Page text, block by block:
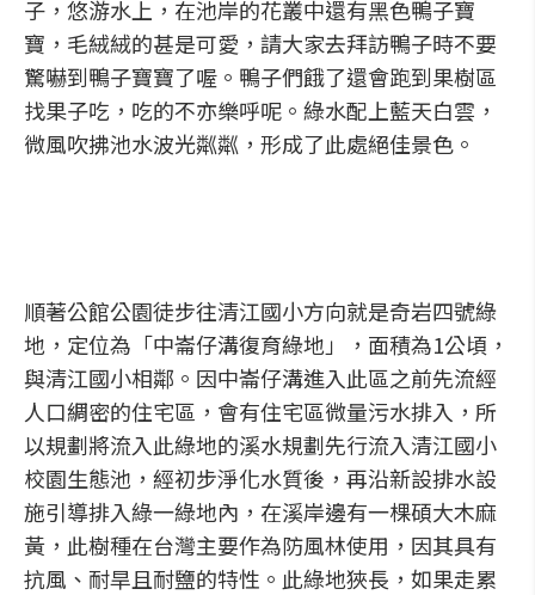
子，悠游水上，在池岸的花叢中還有黑色鴨子寶
寶，毛絨絨的甚是可愛，請大家去拜訪鴨子時不要
驚嚇到鴨子寶寶了喔。鴨子們餓了還會跑到果樹區
找果子吃，吃的不亦樂呼呢。綠水配上藍天白雲，
微風吹拂池水波光粼粼，形成了此處絕佳景色。
順著公館公園徒步往清江國小方向就是奇岩四號綠
地，定位為「中崙仔溝復育綠地」，面積為1公頃，
與清江國小相鄰。因中崙仔溝進入此區之前先流經
人口綢密的住宅區，會有住宅區微量污水排入，所
以規劃將流入此綠地的溪水規劃先行流入清江國小
校園生態池，經初步淨化水質後，再沿新設排水設
施引導排入綠一綠地內，在溪岸邊有一棵碩大木麻
黃，此樹種在台灣主要作為防風林使用，因其具有
抗風、耐旱且耐鹽的特性。此綠地狹長，如果走累